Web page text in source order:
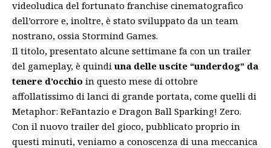
videoludica del fortunato franchise cinematografico
dell’orrore e, inoltre, è stato sviluppato da un team
nostrano, ossia Stormind Games.
Il titolo, presentato alcune settimane fa con un trailer
del gameplay, è quindi una delle uscite “underdog” da
tenere d’occhio in questo mese di ottobre
affollatissimo di lanci di grande portata, come quelli di
Metaphor: ReFantazio e Dragon Ball Sparking! Zero.
Con il nuovo trailer del gioco, pubblicato proprio in
questi minuti, veniamo a conoscenza di una meccanica